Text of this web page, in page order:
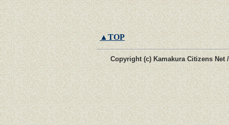
▲TOP
Copyright (c) Kamakura Citizens Net